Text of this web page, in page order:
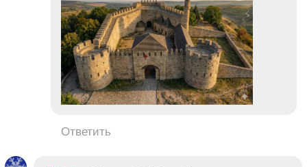
Ответить